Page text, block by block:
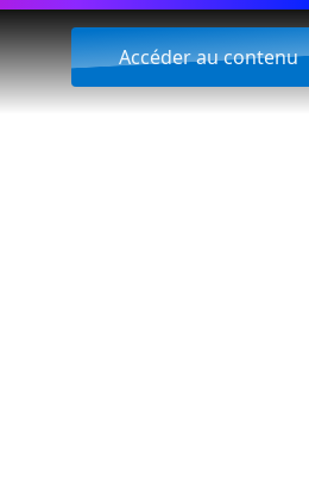
Accéder au contenu